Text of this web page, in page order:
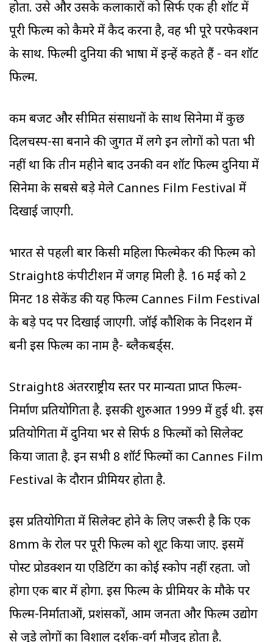
होता. उसे और उसके कलाकारों को सिर्फ एक ही शॉट में
पूरी फिल्म को कैमरे में कैद करना है, वह भी पूरे परफेक्शन
के साथ. फिल्मी दुनिया की भाषा में इन्हें कहते हैं - वन शॉट
फिल्म.
कम बजट और सीमित संसाधनों के साथ सिनेमा में कुछ
दिलचस्प-सा बनाने की जुगत में लगे इन लोगों को पता भी
नहीं था कि तीन महीने बाद उनकी वन शॉट फिल्म दुनिया में
सिनेमा के सबसे बड़े मेले Cannes Film Festival में
दिखाई जाएगी.
भारत से पहली बार किसी महिला फिल्मेकर की फिल्म को
Straight8 कंपीटीशन में जगह मिली है. 16 मई को 2
मिनट 18 सेकेंड की यह फिल्म Cannes Film Festival
के बड़े पर्दे पर दिखाई जाएगी. जॉई कौशिक के निर्देशन में
बनी इस फिल्म का नाम है- ब्लैकबर्ड्स.
Straight8 अंतरराष्ट्रीय स्तर पर मान्यता प्राप्त फिल्म-
निर्माण प्रतियोगिता है. इसकी शुरुआत 1999 में हुई थी. इस
प्रतियोगिता में दुनिया भर से सिर्फ 8 फिल्मों को सिलेक्ट
किया जाता है. इन सभी 8 शॉर्ट फिल्मों का Cannes Film
Festival के दौरान प्रीमियर होता है.
इस प्रतियोगिता में सिलेक्ट होने के लिए जरूरी है कि एक
8mm के रोल पर पूरी फिल्म को शूट किया जाए. इसमें
पोस्ट प्रोडक्शन या एडिटिंग का कोई स्कोप नहीं रहता. जो
होगा एक बार में होगा. इस फिल्म के प्रीमियर के मौके पर
फिल्म-निर्माताओं, प्रशंसकों, आम जनता और फिल्म उद्योग
से जुड़े लोगों का विशाल दर्शक-वर्ग मौजूद होता है.